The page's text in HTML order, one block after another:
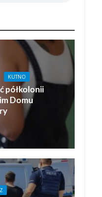
KUTNO
półkolonii
Domu